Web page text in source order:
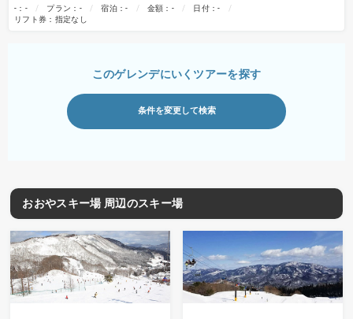
-：-
プラン：- 宿泊：- 金額：-
日付：-
リフト券：指定なし
このゲレンデにいくツアーを探す
条件を変更して検索
おおやスキー場 周辺のスキー場